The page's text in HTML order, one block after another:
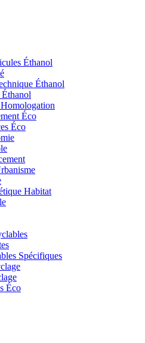
Éthanol
Éthanol
Éco
Éco
Habitat
Spécifiques
Éco